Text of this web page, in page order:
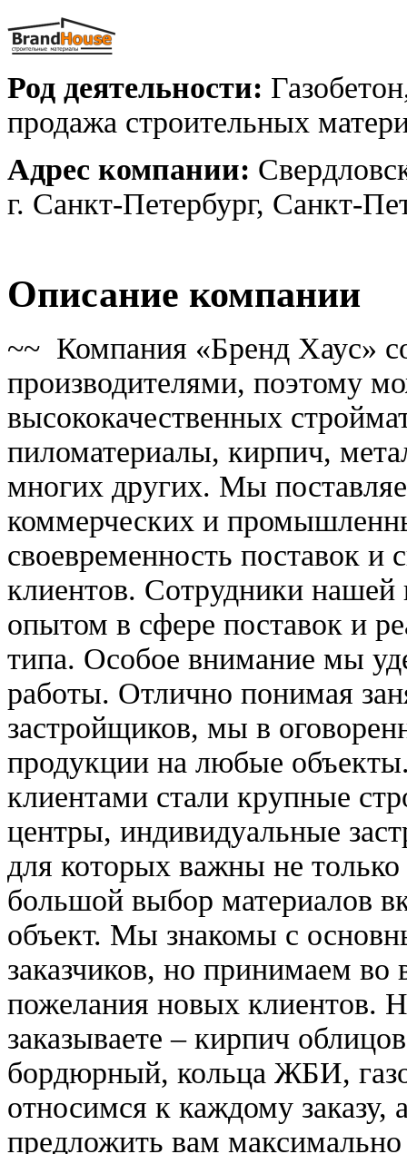
Род деятельности:
продажа строительных
Адрес компании:
г. Санкт-Петербург, Санкт-
Описание компании
~~ Компания «Бренд Хаус»
производителями, поэтому
высококачественных
пиломатериалы, кирпич,
многих других. Мы
коммерческих и
своевременность поставок
клиентов. Сотрудники
опытом в сфере поставок и
типа. Особое внимание мы
работы. Отлично понимая
застройщиков, мы в
продукции на любые
клиентами стали крупные
центры, индивидуальные
для которых важны не
большой выбор материалов
объект. Мы знакомы с
заказчиков, но принимаем
пожелания новых клиентов.
заказываете – кирпич
бордюрный, кольца ЖБИ,
относимся к каждому
предложить вам